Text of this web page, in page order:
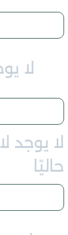
لا
لا يوجد
حاليًا